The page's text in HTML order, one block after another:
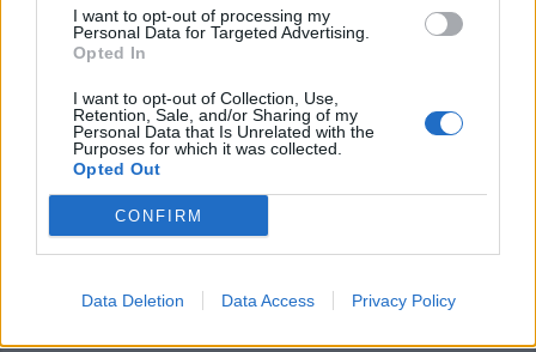
I want to opt-out of processing my
Personal Data for Targeted Advertising.
Opted In
I want to opt-out of Collection, Use,
Retention, Sale, and/or Sharing of my
Personal Data that Is Unrelated with the
Purposes for which it was collected.
Opted Out
CONFIRM
Data Deletion Data Access Privacy Policy
asst sette laghi
sanità di frontiera filippo bianchetti
LEGGI GLI ALTRI ARTICOLI DI